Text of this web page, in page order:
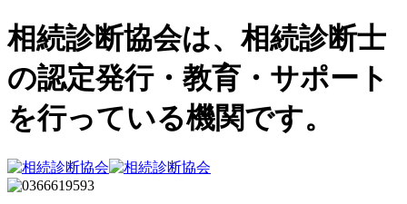
相続診断協会は、相続診断士
の認定発行・教育・サポート
を行っている機関です。